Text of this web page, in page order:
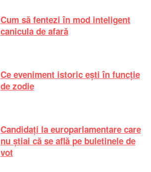
Cum să fentezi în mod inteligent
canicula de afară
Ce eveniment istoric ești în funcție
de zodie
Candidați la europarlamentare care
nu știai că se află pe buletinele de
vot